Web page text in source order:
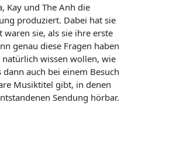
Kay und The Anh die
produziert. Dabei hat sie
sie, als sie ihre erste
genau diese Fragen haben
wissen wollen, wie
auch bei einem Besuch
Musiktitel gibt, in denen
Sendung hörbar.